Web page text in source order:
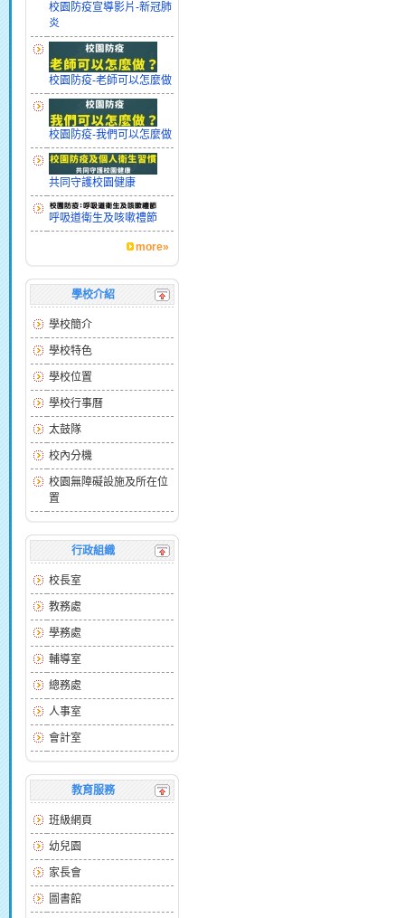
校園防疫宣導影片-新冠肺
炎
校園防疫-老師可以怎麼做
校園防疫-我們可以怎麼做
共同守護校園健康
呼吸道衛生及咳嗽禮節
more»
學校介紹
學校簡介
學校特色
學校位置
學校行事曆
太鼓隊
校內分機
校園無障礙設施及所在位
置
行政組織
校長室
教務處
學務處
輔導室
總務處
人事室
會計室
教育服務
班級網頁
幼兒園
家長會
圖書館